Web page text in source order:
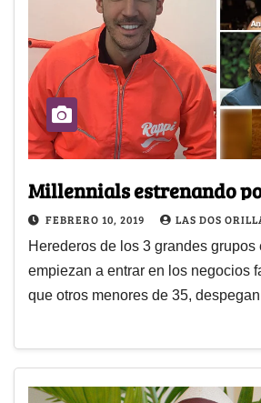
Millennials estrenando
FEBRERO 10, 2019 LAS DOS
Herederos de los 3 grandes grupos
empiezan a entrar en los negocios
que otros menores de 35,